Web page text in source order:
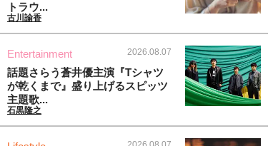
トラウ...
古川諭香
Entertainment 2026.08.07
話題さらう蒼井優主演『Tシャツ
が乾くまで』盛り上げるスピッツ
主題歌...
石黒隆之